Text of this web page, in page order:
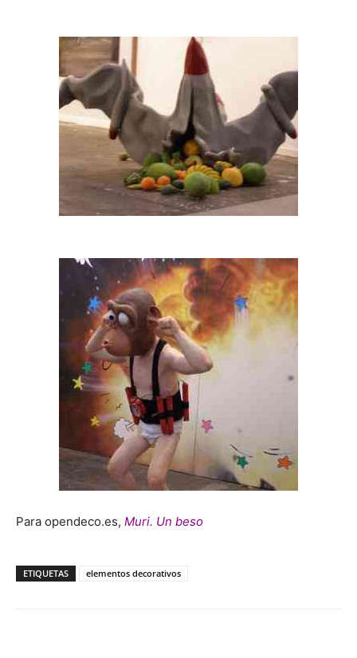
Para opendeco.es, Muri. Un beso
ETIQUETAS elementos decorativos